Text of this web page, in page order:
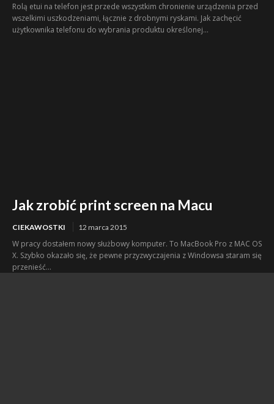
Rolą etui na telefon jest przede wszystkim chronienie urządzenia przed
wszelkimi uszkodzeniami, łącznie z drobnymi ryskami. Jak zachęcić
użytkownika telefonu do wybrania produktu określonej...
Jak zrobić print screen na Macu
CIEKAWOSTKI 12 marca 2015
W pracy dostałem nowy służbowy komputer. To MacBook Pro z MAC OS
X. Szybko okazało się, że pewne przyzwyczajenia z Windowsa staram się
przenieść...